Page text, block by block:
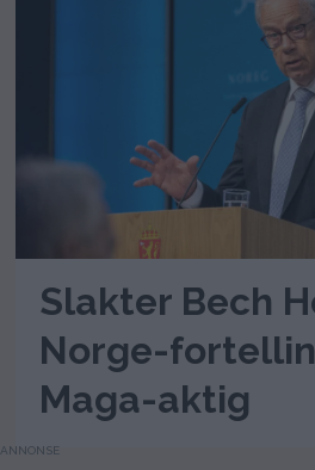
Slakter Bech
Norge-
Maga-aktig
ANNONSE